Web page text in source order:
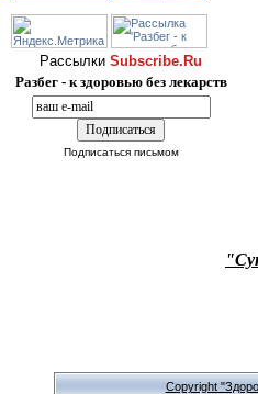
Рассылки Subscribe.Ru
Разбег - к здоровью без лекарств
Подписаться письмом
Copyright